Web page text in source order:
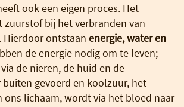
ook een eigen proces. Het
zuurstof bij het verbranden van
Hierdoor ontstaan energie, water en
de energie nodig om te leven;
de nieren, de huid en de
gevoerd en koolzuur, het
ons lichaam, wordt via het bloed naar